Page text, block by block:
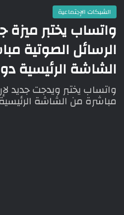
الشبكات الإجتماعية
واتساب يختبر ميزة
الرسائل الصوتية
الشاشة الرئيسية
واتساب يختبر ويدجت جديد
مباشرة من الشاشة